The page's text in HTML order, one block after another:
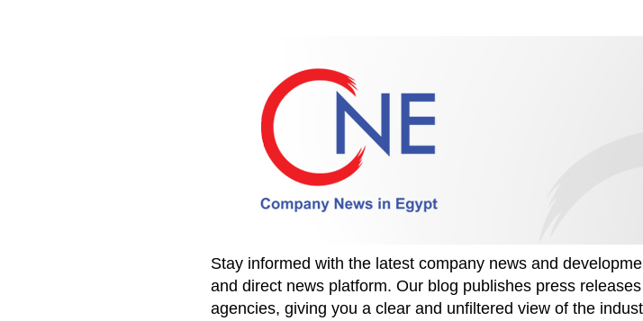
Stay informed with the latest company news and
and direct news platform. Our blog publishes press
agencies, giving you a clear and unfiltered view of the